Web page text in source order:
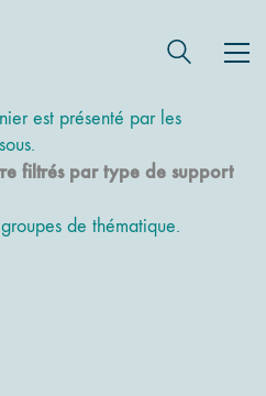
est présenté par les
filtrés par type de support
de thématique.